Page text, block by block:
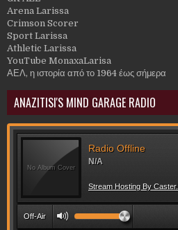
Arena Larissa
Crimson Scorer
Sport Larissa
Athletic Larissa
YouTube MonaxaLarisa
ΑΕΛ, η ιστορία από το 1964 έως σήμερα
ANAZITISI'S MIND GARAGE RADIO